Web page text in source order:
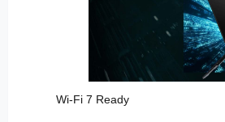
Wi-Fi 7 Ready